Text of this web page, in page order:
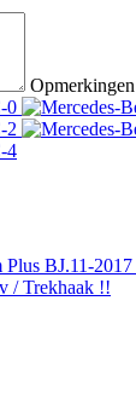
Opmerkingen
BJ.11-
/ Trekhaak !!